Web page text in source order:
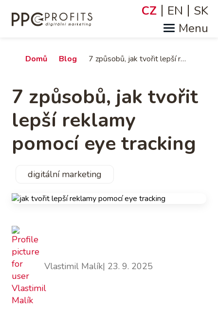
hlavnímu
Jazyky
CZ EN SK
Drobečková
navigace
Domů Blog 7 způsobů, jak tvořit lepší reklamy pomocí eye tracking
7 způsobů, jak tvořit
lepší reklamy
pomocí eye tracking
digitální marketing
Vlastimil Malík| 23. 9. 2025